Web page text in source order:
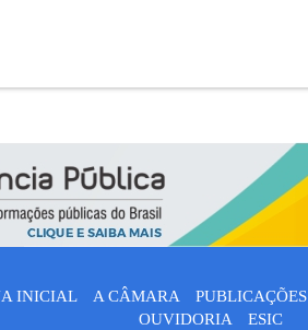
INICIAL A CÂMARA PUBLICAÇÕES
OUVIDORIA
ESIC